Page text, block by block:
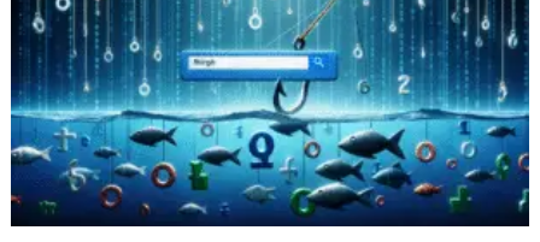
esca
perfetta:
phishing,
il
nuovo
volto